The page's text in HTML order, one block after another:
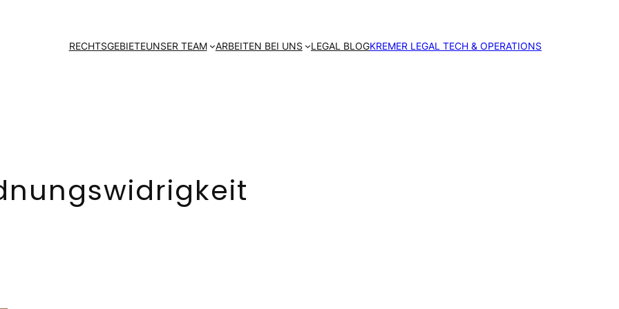
RECHTSGEBIETEUNSER TEAM ARBEITEN BEI UNS LEGAL BLOGKREMER LEGAL TECH & OPERATIONS